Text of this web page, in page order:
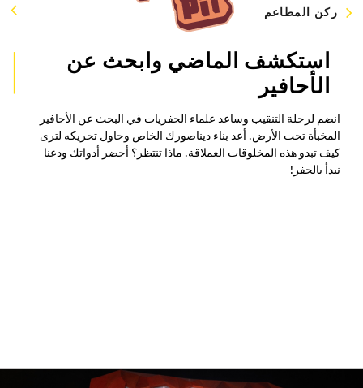
ركن المطاعم
استكشف الماضي وابحث عن
الأحافير
انضم لرحلة التنقيب وساعد علماء الحفريات في البحث عن الأحافير
المخبأة تحت الأرض. أعد بناء ديناصورك الخاص وحاول تحريكه لترى
كيف تبدو هذه المخلوقات العملاقة. ماذا تنتظر؟ أحضر أدواتك ودعنا
نبدأ بالحفر!